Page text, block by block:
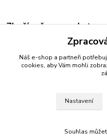
Zboží zařazeno v
- vše pro
Bestgreen.cz
Náš e-shop a partneři
cookies, aby Vám mohli
Nastavení
Souhlas